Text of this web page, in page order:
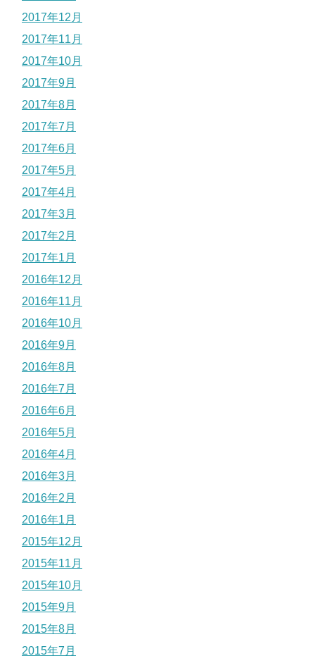
2017年12月
2017年11月
2017年10月
2017年9月
2017年8月
2017年7月
2017年6月
2017年5月
2017年4月
2017年3月
2017年2月
2017年1月
2016年12月
2016年11月
2016年10月
2016年9月
2016年8月
2016年7月
2016年6月
2016年5月
2016年4月
2016年3月
2016年2月
2016年1月
2015年12月
2015年11月
2015年10月
2015年9月
2015年8月
2015年7月